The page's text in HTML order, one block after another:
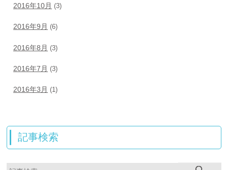
2016年10月 (3)
2016年9月 (6)
2016年8月 (3)
2016年7月 (3)
2016年3月 (1)
記事検索